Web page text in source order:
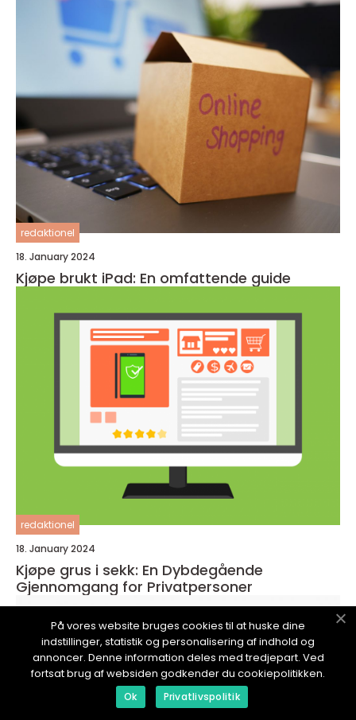
redaktionel
18. January 2024
Kjøpe brukt iPad: En omfattende guide
redaktionel
18. January 2024
Kjøpe grus i sekk: En Dybdegående
Gjennomgang for Privatpersoner
På vores website bruges cookies til at huske dine
indstillinger, statistik og personalisering af indhold og
annoncer. Denne information deles med tredjepart. Ved
fortsat brug af websiden godkender du cookiepolitikken.
Ok Privatlivspolitik